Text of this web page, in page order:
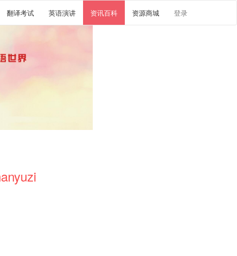
翻译考试 英语演讲 资讯百科 资源商城 登录